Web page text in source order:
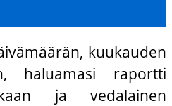
kuukauden
haluamasi raportti
ja vedalainen